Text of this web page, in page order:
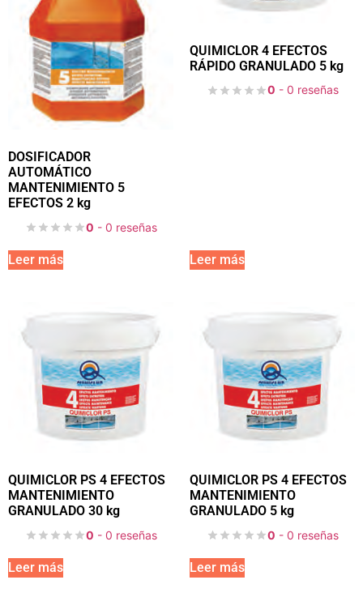
DOSIFICADOR
AUTOMÁTICO
MANTENIMIENTO 5
EFECTOS 2 kg
0 - 0 reseñas
Leer más
QUIMICLOR 4 EFECTOS
RÁPIDO GRANULADO 5 kg
0 - 0 reseñas
Leer más
QUIMICLOR PS 4 EFECTOS
MANTENIMIENTO
GRANULADO 30 kg
0 - 0 reseñas
Leer más
QUIMICLOR PS 4 EFECTOS
MANTENIMIENTO
GRANULADO 5 kg
0 - 0 reseñas
Leer más